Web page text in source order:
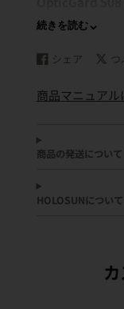
商品内容：光学機
光学機器本体を傷
・インターロッキ
材質：TPU（熱可
続きを読む
シェア
Facebook
シ
す
る
新
い
ン
ド
で
開
つ
ツ
す
新
い
ド
開
商品マニュアル
商品の発送について
HOLOSUNについて